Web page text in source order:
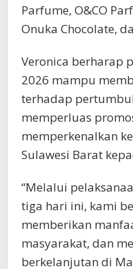
Parfume, O&CO
Onuka Chocolate,
Veronica berharap
2026 mampu
terhadap
memperluas
memperkenalkan
Sulawesi Barat
“Melalui
tiga hari ini, kami
memberikan
masyarakat, dan
berkelanjutan di